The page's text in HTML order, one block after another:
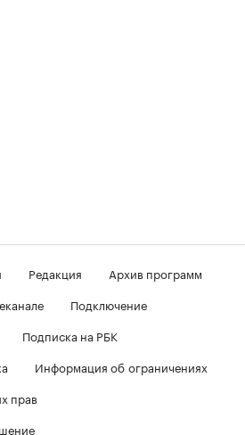
Редакция
Архив программ
Подключение
Подписка на РБК
Информация об ограничениях
прав